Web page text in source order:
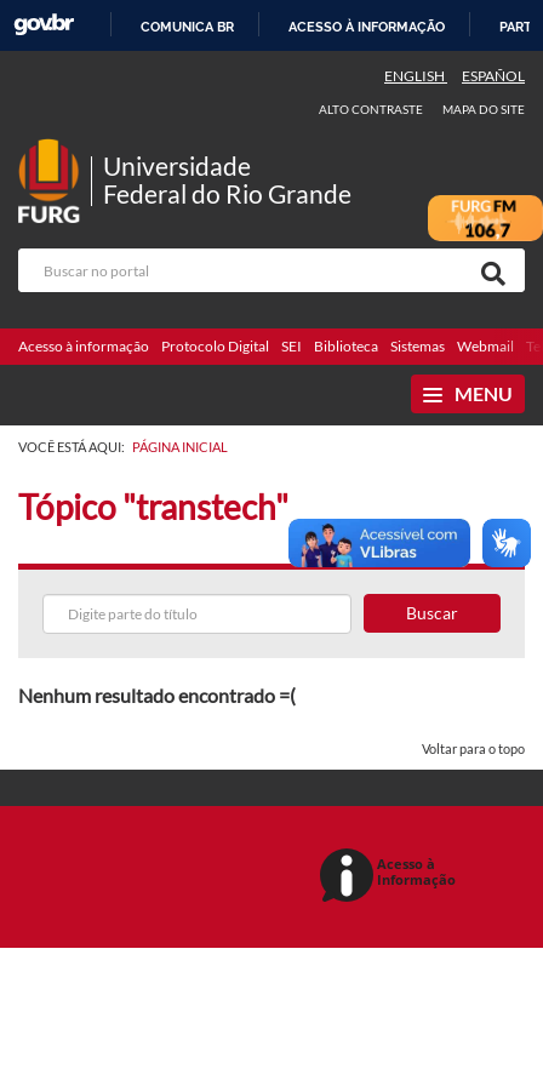
COMUNICA BR ACESSO À INFORMAÇÃO
ENGLISH ESPAÑOL
ALTO CONTRASTE MAPA DO SITE
Universidade
Federal do Rio Grande
Acesso à informação Protocolo Digital SEI Biblioteca Sistemas Webmail
MENU
VOCÊ ESTÁ AQUI: PÁGINA INICIAL
Tópico "transtech"
Buscar
Nenhum resultado encontrado =(
Voltar para o topo